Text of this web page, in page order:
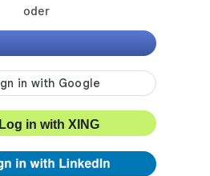
oder
Log in with XING